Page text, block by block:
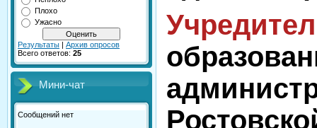
Плохо
Ужасно
Результаты | Архив опросов
Всего ответов: 25
Мини-чат